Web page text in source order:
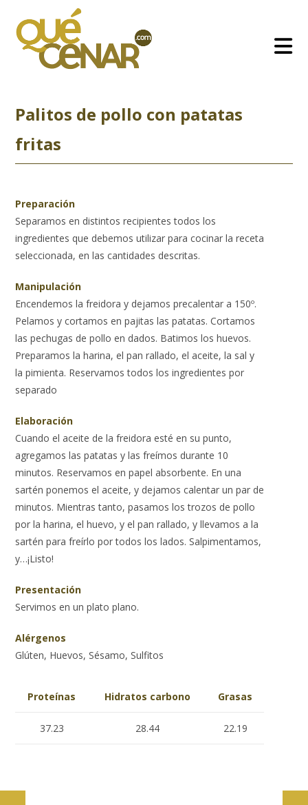
contenido
Palitos de pollo con patatas
fritas
Preparación
Separamos en distintos recipientes todos los
ingredientes que debemos utilizar para cocinar la receta
seleccionada, en las cantidades descritas.
Manipulación
Encendemos la freidora y dejamos precalentar a 150º.
Pelamos y cortamos en pajitas las patatas. Cortamos
las pechugas de pollo en dados. Batimos los huevos.
Preparamos la harina, el pan rallado, el aceite, la sal y
la pimienta. Reservamos todos los ingredientes por
separado
Elaboración
Cuando el aceite de la freidora esté en su punto,
agregamos las patatas y las freímos durante 10
minutos. Reservamos en papel absorbente. En una
sartén ponemos el aceite, y dejamos calentar un par de
minutos. Mientras tanto, pasamos los trozos de pollo
por la harina, el huevo, y el pan rallado, y llevamos a la
sartén para freírlo por todos los lados. Salpimentamos,
y…¡Listo!
Presentación
Servimos en un plato plano.
Alérgenos
Glúten, Huevos, Sésamo, Sulfitos
Proteínas Hidratos carbono Grasas
37.23 28.44 22.19